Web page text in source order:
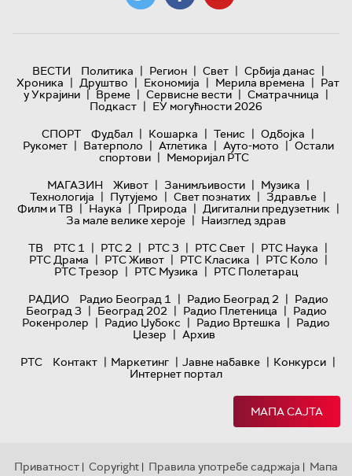
ВЕСТИ Политика | Регион | Свет | Србија данас |
Хроника | Друштво | Економија | Мерила времена | Рат
у Украјини | Време | Сервисне вести | Сматрачница |
Подкаст | ЕУ могућности 2026
СПОРТ
Фудбал | Кошарка | Тенис | Одбојка |
Рукомет | Ватерполо | Атлетика | Ауто-мото | Остали
спортови | Меморијал РТС
МАГАЗИН
Живот | Занимљивости | Музика |
Технологијa | Путујемо | Свет познатих | Здравље |
Филм и ТВ | Наука | Природа | Дигитални предузетник |
За мале велике хероје | Наизглед здрав
ТВ
РТС 1 | РТС 2 | РТС 3 | РТС Свет | РТС Наука |
РТС Драма | РТС Живот | РТС Класика | РТС Коло |
РТС Трезор | РТС Музика | РТС Полетарац
РАДИО
Радио Београд 1 | Радио Београд 2 | Радио
Београд 3 | Београд 202 | Радио Плетеница | Радио
Рокенролер | Радио Џубокс | Радио Вртешка | Радио
Џезер | Архив
РТС
Контакт | Маркетинг | Јавне набавке | Конкурси |
Интернет портал
МАПА САЈТА
Приватност | Copyright | Правила употребе садржаја | Мапа